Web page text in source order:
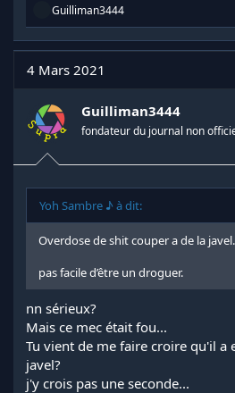
R
a
c
t
i
n
s
:
Guilliman3444
4 Mars 2021
Guilliman3444
fondateur du journal non
Yoh Sambre ♪ à dit:
Overdose de shit couper a de la
pas facile d’être un droguer.
nn sérieux?
Mais ce mec était fou...
Tu vient de me faire croire qu'il a
javel?
j'y crois pas une seconde...